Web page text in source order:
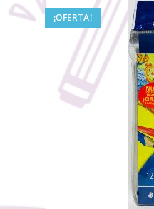
¡OFERTA!